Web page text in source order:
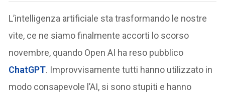
L’intelligenza artificiale sta trasformando le nostre
vite, ce ne siamo finalmente accorti lo scorso
novembre, quando Open AI ha reso pubblico
ChatGPT. Improvvisamente tutti hanno utilizzato in
modo consapevole l’AI, si sono stupiti e hanno